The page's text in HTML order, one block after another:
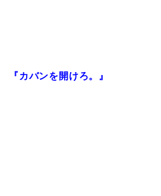
『カバンを開けろ。』